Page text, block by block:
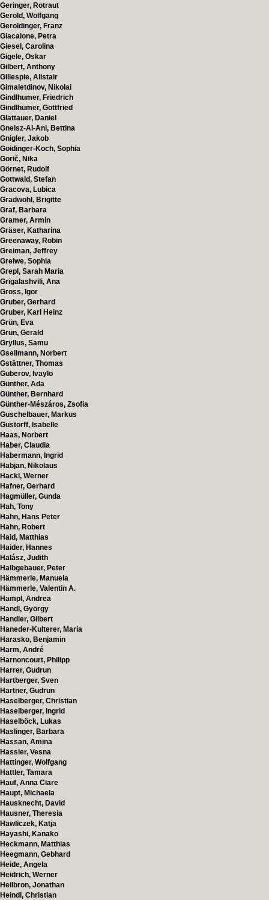
Geringer, Rotraut
Gerold, Wolfgang
Geroldinger, Franz
Giacalone, Petra
Giesel, Carolina
Gigele, Oskar
Gilbert, Anthony
Gillespie, Alistair
Gimaletdinov, Nikolai
Gindlhumer, Friedrich
Gindlhumer, Gottfried
Glattauer, Daniel
Gneisz-Al-Ani, Bettina
Gnigler, Jakob
Goidinger-Koch, Sophia
Gorič, Nika
Görnet, Rudolf
Gottwald, Stefan
Gracova, Lubica
Gradwohl, Brigitte
Graf, Barbara
Gramer, Armin
Gräser, Katharina
Greenaway, Robin
Greiman, Jeffrey
Greiwe, Sophia
Grepl, Sarah Maria
Grigalashvili, Ana
Gross, Igor
Gruber, Gerhard
Gruber, Karl Heinz
Grün, Eva
Grün, Gerald
Gryllus, Samu
Gsellmann, Norbert
Gstättner, Thomas
Guberov, Ivaylo
Günther, Ada
Günther, Bernhard
Günther-Mészáros, Zsofia
Guschelbauer, Markus
Gustorff, Isabelle
Haas, Norbert
Haber, Claudia
Habermann, Ingrid
Habjan, Nikolaus
Hackl, Werner
Hafner, Gerhard
Hagmüller, Gunda
Hah, Tony
Hahn, Hans Peter
Hahn, Robert
Haid, Matthias
Haider, Hannes
Halász, Judith
Halbgebauer, Peter
Hämmerle, Manuela
Hämmerle, Valentin A.
Hampl, Andrea
Handl, György
Handler, Gilbert
Haneder-Kulterer, Maria
Harasko, Benjamin
Harm, André
Harnoncourt, Philipp
Harrer, Gudrun
Hartberger, Sven
Hartner, Gudrun
Haselberger, Christian
Haselberger, Ingrid
Haselböck, Lukas
Haslinger, Barbara
Hassan, Amina
Hassler, Vesna
Hattinger, Wolfgang
Hattler, Tamara
Hauf, Anna Clare
Haupt, Michaela
Hausknecht, David
Hausner, Theresia
Hawliczek, Katja
Hayashi, Kanako
Heckmann, Matthias
Heegmann, Gebhard
Heide, Angela
Heidrich, Werner
Heilbron, Jonathan
Heindl, Christian